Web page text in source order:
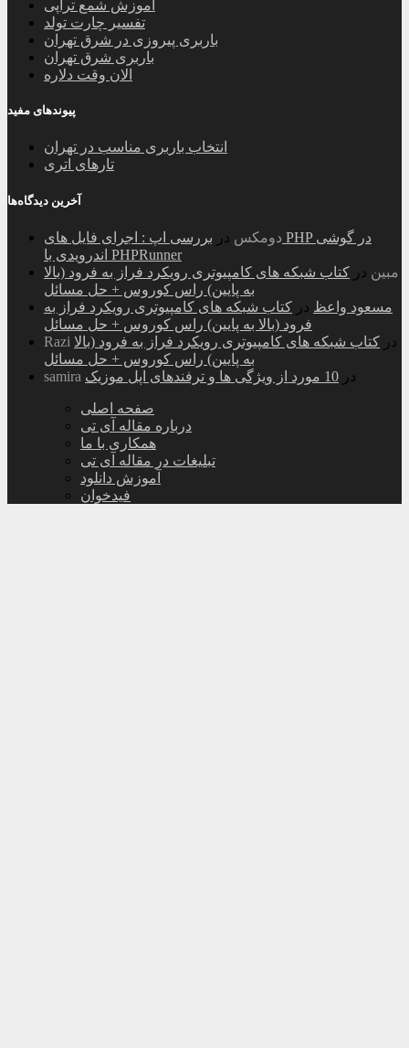
آموزش شمع تراپی
تفسیر چارت تولد
باربری پیروزی در شرق تهران
باربری شرق تهران
الان وقت دلاره
پیوندهای مفید
انتخاب باربری مناسب در تهران
تارهای اتری
آخرین دیدگاه‌ها
دومکس در بررسی اپ : اجرای فایل های PHP در گوشی
اندرویدی با PHPRunner
مبین در کتاب شبکه های کامپیوتری رویکرد فراز به فرود (بالا
به پایین) راس کوروس + حل مسائل
مسعود واعظ در کتاب شبکه های کامپیوتری رویکرد فراز به
فرود (بالا به پایین) راس کوروس + حل مسائل
Razi
در کتاب شبکه های کامپیوتری رویکرد فراز به فرود (بالا
به پایین) راس کوروس + حل مسائل
samira
در 10 مورد از ویژگی ها و ترفندهای اپل موزیک
صفحه اصلی
درباره مقاله آی تی
همکاری با ما
تبلیغات در مقاله آی تی
آموزش دانلود
فیدخوان